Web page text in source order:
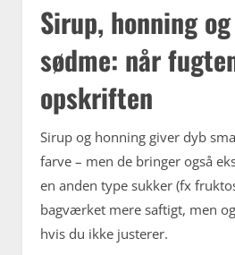
Sirup, honning
sødme: når
opskriften
Sirup og honning giver dyb
farve – men de bringer også
en anden type sukker (fx
bagværket mere saftigt, men
hvis du ikke justerer.